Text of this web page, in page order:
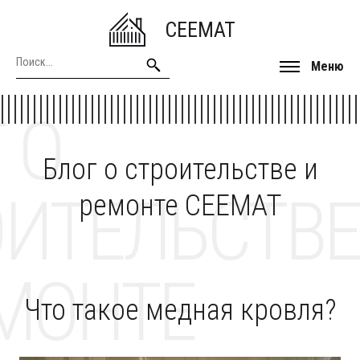
CEEMAT
Меню
Блог о строительстве и
ремонте CEEMAT
О
Что такое медная кровля?